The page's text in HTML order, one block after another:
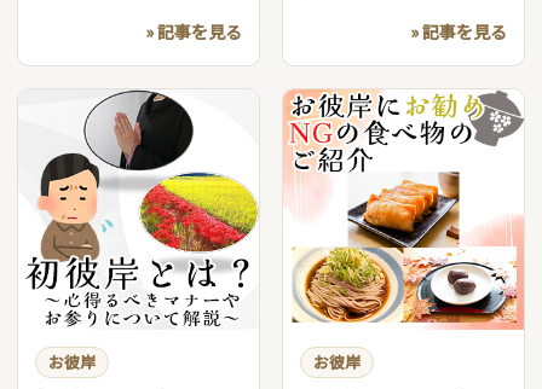
» 記事を見る
» 記事を見る
お彼岸 お彼岸